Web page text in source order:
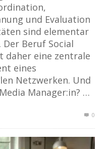
und Evaluation
sind elementar
Beruf Social
daher eine zentrale
eines
Netzwerken. Und
Manager:in? …
0